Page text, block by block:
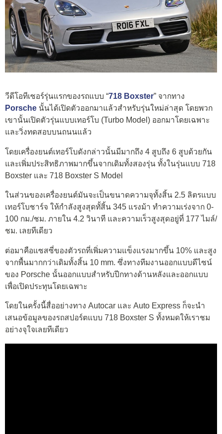
วีดีโอทีเซอร์รุ่นแรกของรถแบบ “718 Boxster” จากทาง
Porsche นั้นได้เปิดตัวออกมาแล้วสำหรับรุ่นใหม่ล่าสุด โดยพวก
เขานั้นเปิดตัวรุ่นแบบเทอร์โบ (Turbo Model) ออกมาโดยเฉพาะ
และวิ่งทดสอบบนถนนแล้ว
โดยเครื่องยนต์เทอร์โบดังกล่าวนั้นมีมากถึง 4 สูบถึง 6 สูบด้วยกัน
และเพิ่มประสิทธิภาพมากขึ้นจากเดิมทั้งสองรุ่น ทั้งในรุ่นแบบ 718
Boxster และ 718 Boxster S Model
ในส่วนของเครื่องยนต์มันจะเป็นขนาดความจุทั้งสิ้น 2.5 ลิตรแบบ
เทอร์โบชาร์จ ให้กำลังสูงสุดทั้สิ้น 345 แรงม้า ทำความเร่งจาก 0-
100 กม./ชม. ภายใน 4.2 วินาที และความเร็วสูงสุดอยู่ที่ 177 ไมล์/
ชม. เลยทีเดียว
ต่อมาคือแซสซี่ของตัวรถที่เพิ่มความแข็งแรงมากขึ้น 10% และสูง
จากพื้นมากกว่าเดิมทั้งสิ้น 10 mm. ซึ่งทางทีมงานออกแบบดีไซน์
ของ Porsche นั้นออกแบบสำหรับปีกทางด้านหลังและออกแบบ
เพื่อเปิดประทุนโดยเฉพาะ
โดยในครั้งนี้สื่ออย่างทาง Autocar และ Auto Express ก็จะนำ
เสนอข้อมูลของรถสปอร์ตแบบ 718 Boxster S ทั้งหมดให้เราชม
อย่างจุใจเลยทีเดียว